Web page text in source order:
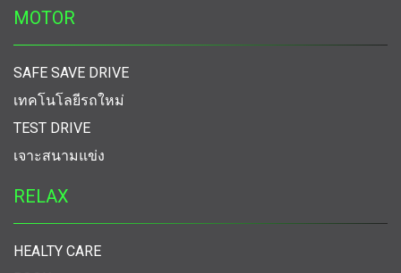
MOTOR
SAFE SAVE DRIVE
เทคโนโลยีรถใหม่
TEST DRIVE
เจาะสนามแข่ง
RELAX
HEALTY CARE